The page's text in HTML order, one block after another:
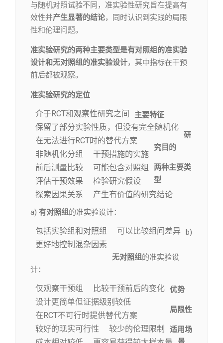
与随机对照试验不同，准实验性研究旨在提高有
效性并产生显著的结论，同时认识到实践的局限
性和伦理问题。
准实验研究的两种主要类型是有对照组的准实验
设计和无对照组的准实验设计，其中指标在干预
前后都被观察。
准实验研究的定位
介于RCT和观察性研究之间
保留了部分实验性质，但没有完全随机化
在无法进行RCT时的替代方案
主要特征
非随机化分组
干预措施的实施
前后测量比较
可能包含对照组
研
究目的
评估干预效果
检验研究假设
探索因果关系
产生有价值的研究结论
两种主要类
型
a) 有对照组的准实验设计：
包括实验组和对照组
可以比较组间差异
更好地控制混杂因素
b)
无对照组的准实验设
计：
仅观察干预组
比较干预前后的变化
设计更简单但证据级别较低
优势
在RCT不可行时提供替代方案
较好的现实可行性
较少的伦理限制
局限性
适用场